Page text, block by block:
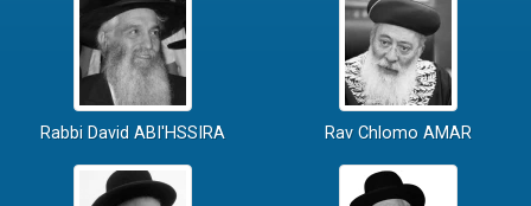
Rabbi David ABI'HSSIRA Rav Chlomo AMAR